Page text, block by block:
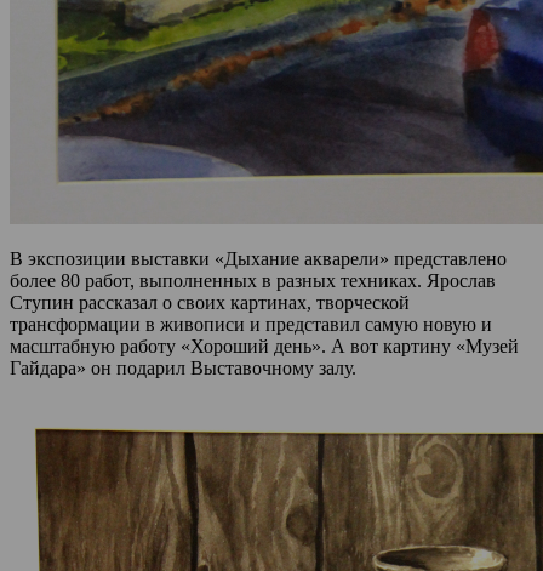
В экспозиции выставки «Дыхание акварели» представлено
более 80 работ, выполненных в разных техниках. Ярослав
Ступин рассказал о своих картинах, творческой
трансформации в живописи и представил самую новую и
масштабную работу «Хороший день». А вот картину «Музей
Гайдара» он подарил Выставочному залу.